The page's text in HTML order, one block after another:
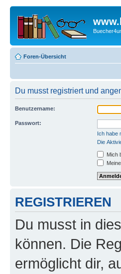
Foren-Übersicht
Du musst registriert und
Benutzername:
Passwort:
Ich habe
Die
Mich
REGISTRIEREN
Du musst in
können. Die
ermöglicht dir,